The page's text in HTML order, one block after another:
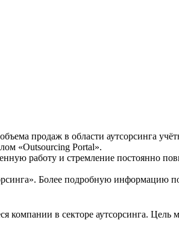
продаж в области аутсорсинга
«Outsourcing Portal».
работу и стремление постоянно
Более подробную
в секторе аутсорсинга. Цель